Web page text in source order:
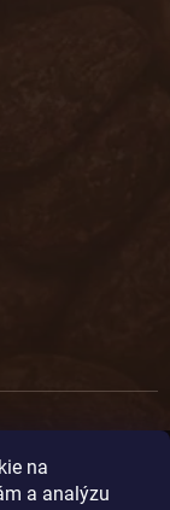
na
a analýzu